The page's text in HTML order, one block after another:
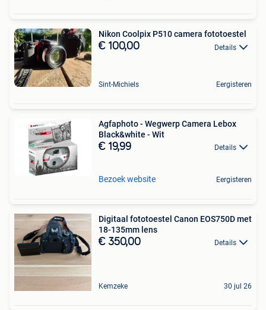
Nikon Coolpix P510 camera fototoestel
€ 100,00 Details
Sint-Michiels Eergisteren
Agfaphoto - Wegwerp Camera Lebox
Black&white - Wit
€ 19,99 Details
Bezoek website Eergisteren
Digitaal fototoestel Canon EOS750D met
18-135mm lens
€ 350,00 Details
Kemzeke 30 jul 26